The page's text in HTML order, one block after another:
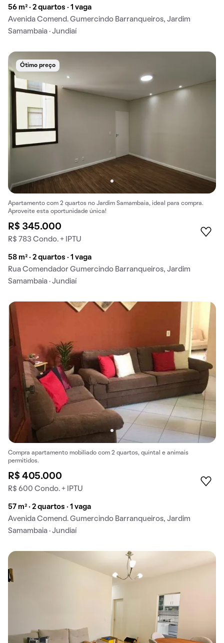
56 m² · 2 quartos · 1 vaga
Avenida Comend. Gumercindo Barranqueiros, Jardim
Samambaia · Jundiaí
Ótimo preço
Apartamento com 2 quartos no Jardim Samambaia, ideal para compra.
Aproveite esta oportunidade única!
R$ 345.000
R$ 783 Condo. + IPTU
58 m² · 2 quartos · 1 vaga
Rua Comendador Gumercindo Barranqueiros, Jardim
Samambaia · Jundiaí
Compra apartamento mobiliado com 2 quartos, quintal e animais
permitidos.
R$ 405.000
R$ 600 Condo. + IPTU
57 m² · 2 quartos · 1 vaga
Avenida Comend. Gumercindo Barranqueiros, Jardim
Samambaia · Jundiaí